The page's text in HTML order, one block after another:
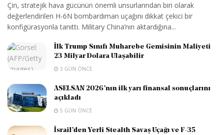
Çin, stratejik hava gücünün önemli unsurlarından biri olarak
değerlendirilen H-6N bombardıman uçağını dikkat çekici bir
konfigürasyonla tanıttı. Military China’nın aktardığına...
İlk Trump Sınıfı Muharebe Gemisinin Maliyeti
23 Milyar Dolara Ulaşabilir
3 GÜN ÖNCE
ASELSAN 2026’nın ilk yarı finansal sonuçlarını
açıkladı
5 GÜN ÖNCE
İsrail’den Yerli Stealth Savaş Uçağı ve F-35